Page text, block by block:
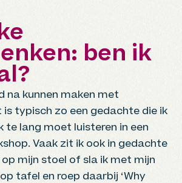
ben ik
na kunnen maken met
is typisch zo een gedachte die ik
te lang moet luisteren in een
Vaak zit ik ook in gedachte
mijn stoel of sla ik met mijn
tafel en roep daarbij ‘Why